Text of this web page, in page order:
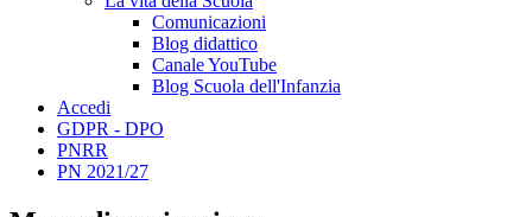
Comunicazioni
Blog didattico
Canale YouTube
Blog Scuola dell'Infanzia
Accedi
GDPR - DPO
PNRR
PN 2021/27